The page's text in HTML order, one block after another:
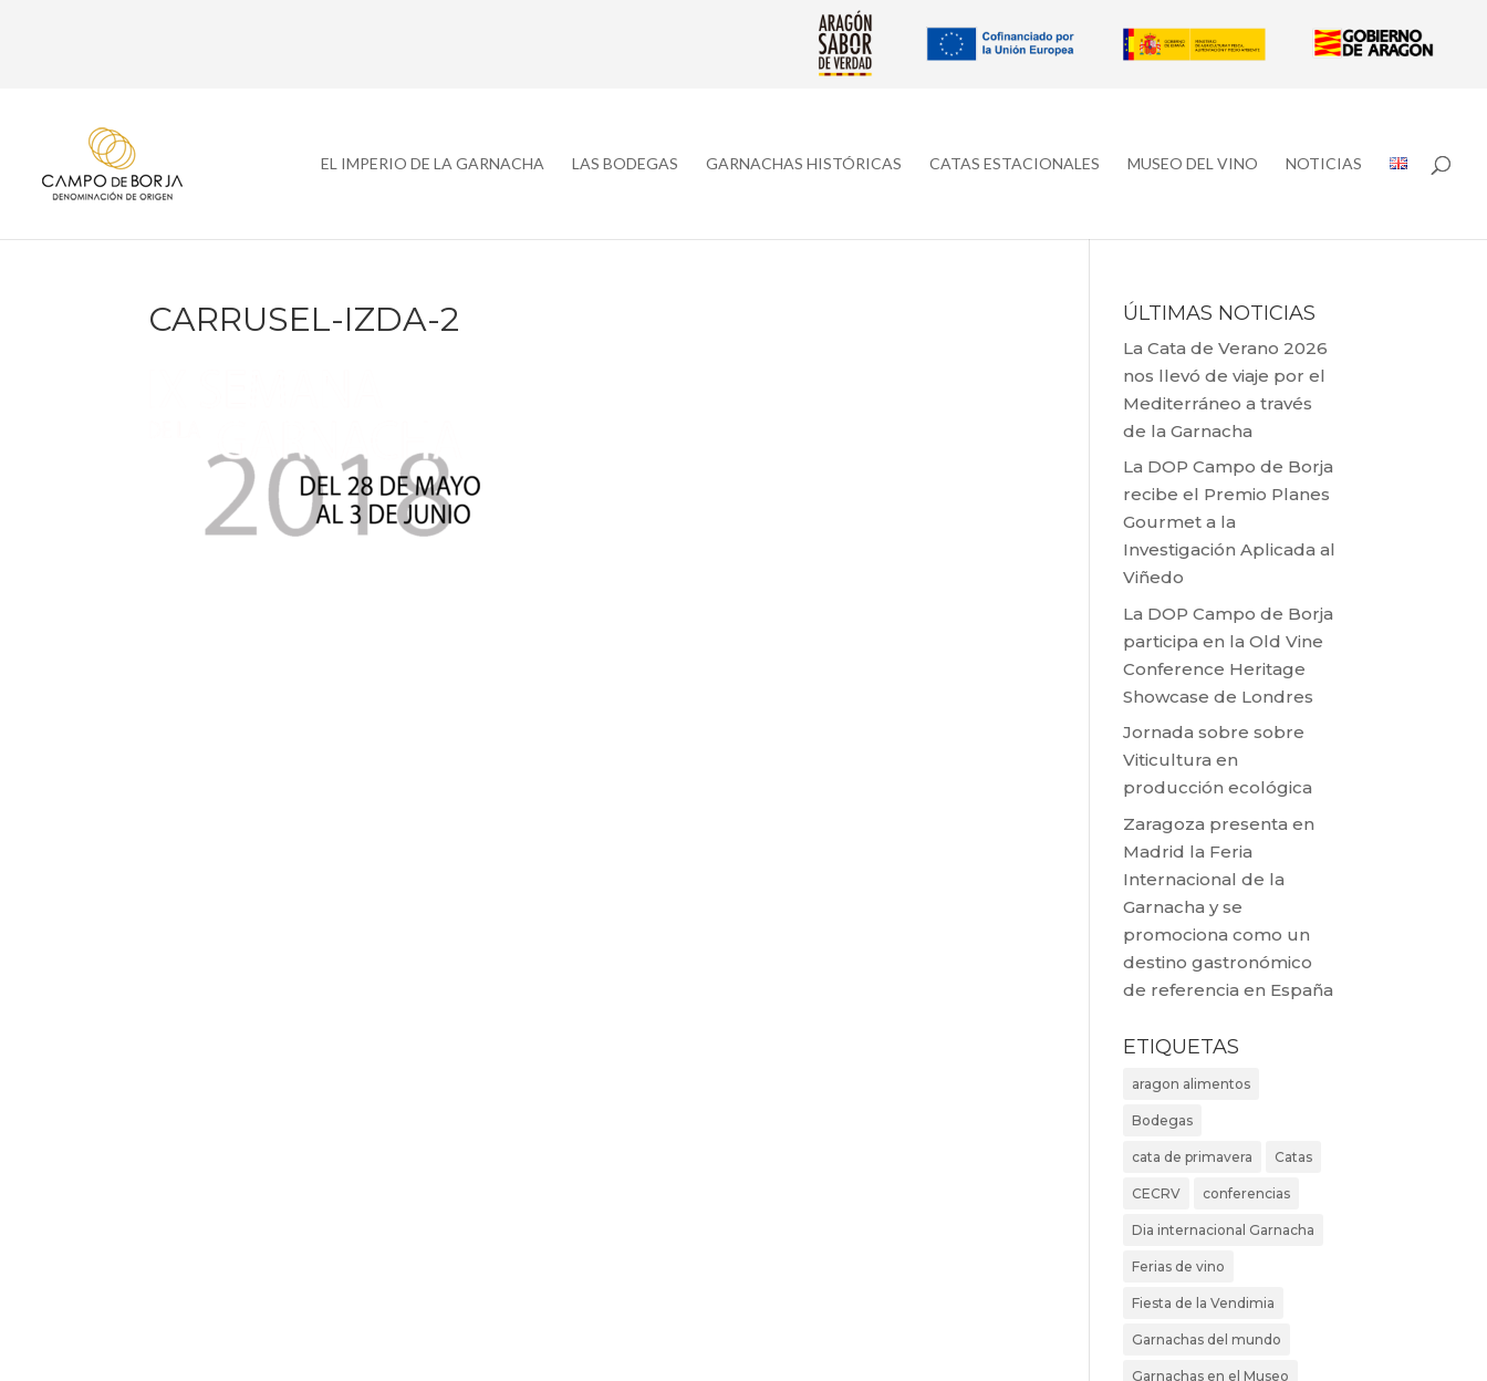
EL IMPERIO DE LA GARNACHA LAS BODEGAS GARNACHAS HISTÓRICAS CATAS ESTACIONALES MUSEO DEL VINO NOTICIAS
CARRUSEL-IZDA-2 ÚLTIMAS NOTICIAS
La Cata de Verano 2026
nos llevó de viaje por el
Mediterráneo a través
de la Garnacha
La DOP Campo de Borja
recibe el Premio Planes
Gourmet a la
Investigación Aplicada al
Viñedo
La DOP Campo de Borja
participa en la Old Vine
Conference Heritage
Showcase de Londres
Jornada sobre sobre
Viticultura en
producción ecológica
Zaragoza presenta en
Madrid la Feria
Internacional de la
Garnacha y se
promociona como un
destino gastronómico
de referencia en España
ETIQUETAS
aragon alimentos
Bodegas
cata de primavera Catas
CECRV conferencias
Dia internacional Garnacha
Ferias de vino
Fiesta de la Vendimia
Garnachas del mundo
Garnachas en el Museo